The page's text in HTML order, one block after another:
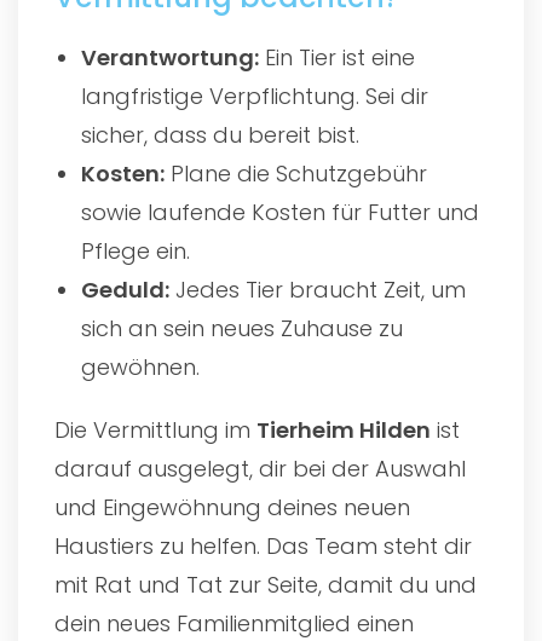
Verantwortung: Ein Tier ist eine
langfristige Verpflichtung. Sei dir
sicher, dass du bereit bist.
Kosten: Plane die Schutzgebühr
sowie laufende Kosten für Futter und
Pflege ein.
Geduld: Jedes Tier braucht Zeit, um
sich an sein neues Zuhause zu
gewöhnen.
Die Vermittlung im Tierheim Hilden ist
darauf ausgelegt, dir bei der Auswahl
und Eingewöhnung deines neuen
Haustiers zu helfen. Das Team steht dir
mit Rat und Tat zur Seite, damit du und
dein neues Familienmitglied einen